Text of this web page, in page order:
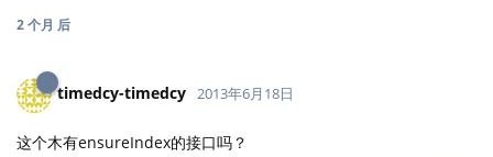
2 个月 后
timedcy-timedcy 2013年6月18日
这个木有ensureIndex的接口吗？